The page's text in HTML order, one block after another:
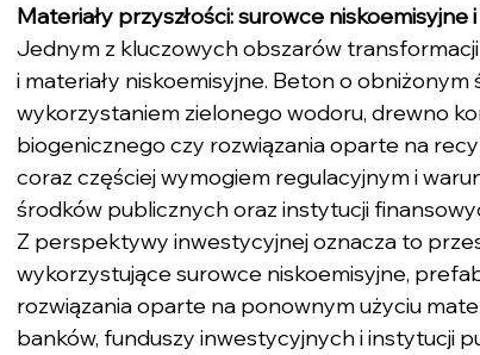
Materiały przyszłości: surowce
Jednym z kluczowych obszarów
i materiały niskoemisyjne. Beton o
wykorzystaniem zielonego wodoru, drewno
biogenicznego czy rozwiązania oparte na
coraz częściej wymogiem regulacyjnym i
środków publicznych oraz instytucji
Z perspektywy inwestycyjnej oznacza to
wykorzystujące surowce niskoemisyjne,
rozwiązania oparte na ponownym użyciu
banków, funduszy inwestycyjnych i instytucji